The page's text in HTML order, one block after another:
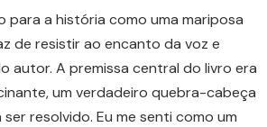
para a história como uma mariposa
de resistir ao encanto da voz e
autor. A premissa central do livro era
um verdadeiro quebra-cabeça
resolvido. Eu me senti como um